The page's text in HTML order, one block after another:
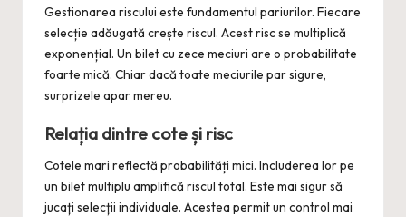
Gestionarea riscului este fundamentul pariurilor. Fiecare
selecție adăugată crește riscul. Acest risc se multiplică
exponențial. Un bilet cu zece meciuri are o probabilitate
foarte mică. Chiar dacă toate meciurile par sigure,
surprizele apar mereu.
Relația dintre cote și risc
Cotele mari reflectă probabilități mici. Includerea lor pe
un bilet multiplu amplifică riscul total. Este mai sigur să
jucați selecții individuale. Acestea permit un control mai